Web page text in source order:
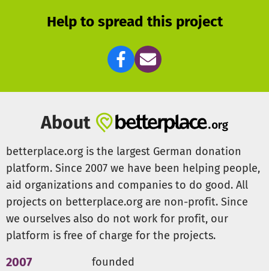
Help to spread this project
About
betterplace.org is the largest German donation
platform. Since 2007 we have been helping people,
aid organizations and companies to do good. All
projects on betterplace.org are non-profit. Since
we ourselves also do not work for profit, our
platform is free of charge for the projects.
2007 founded